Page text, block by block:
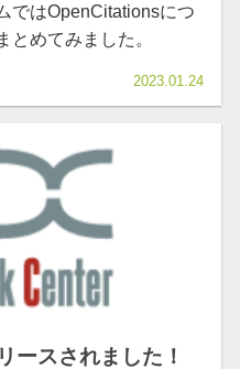
ではOpenCitationsにつ
とめてみました。
2023.01.24
ースされました！